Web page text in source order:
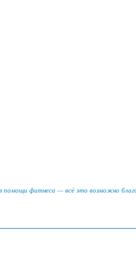
помощи фитнеса — всё это возможно